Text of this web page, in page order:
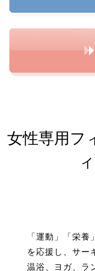
女性専用フ
「運動」「栄
を応援し、サー
温浴、ヨガ、ラ